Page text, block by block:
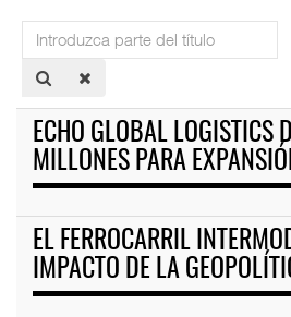
Introduzca
parte
del
ECHO GLOBAL LOGISTICS
MILLONES PARA
EL FERROCARRIL
IMPACTO DE LA